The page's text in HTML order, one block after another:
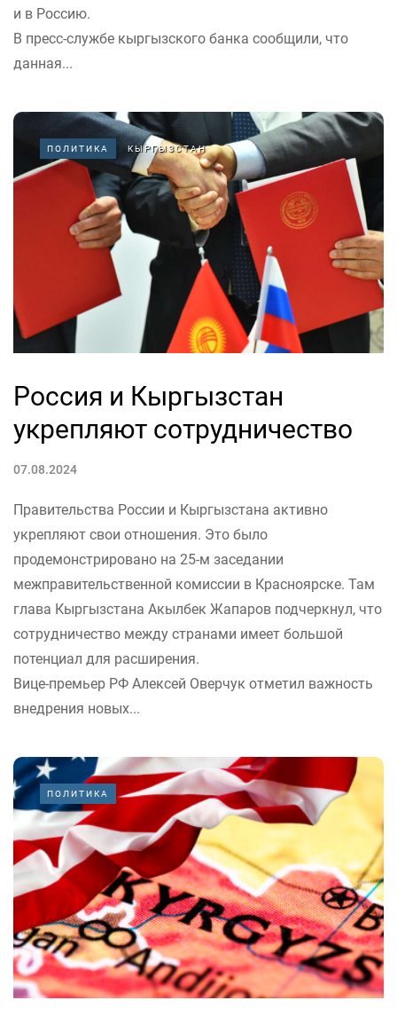
и в Россию.
В пресс-службе кыргызского банка сообщили, что
данная...
ПОЛИТИКА КЫРГЫЗСТАН
Россия и Кыргызстан
укрепляют сотрудничество
07.08.2024
Правительства России и Кыргызстана активно
укрепляют свои отношения. Это было
продемонстрировано на 25-м заседании
межправительственной комиссии в Красноярске. Там
глава Кыргызстана Акылбек Жапаров подчеркнул, что
сотрудничество между странами имеет большой
потенциал для расширения.
Вице-премьер РФ Алексей Оверчук отметил важность
внедрения новых...
ПОЛИТИКА